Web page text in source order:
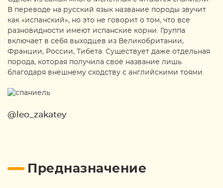
В переводе на русский язык название породы звучит
как «испанский», но это не говорит о том, что все
разновидности имеют испанские корни. Группа
включает в себя выходцев из Великобритании,
Франции, России, Тибета. Существует даже отдельная
порода, которая получила своё название лишь
благодаря внешнему сходству с английскими тоями.
@leo_zakatey
Предназначение